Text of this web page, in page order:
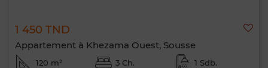
1 450 TND
Appartement à Khezama Ouest, Sousse
120 m² 3 Ch. 1 Sdb.